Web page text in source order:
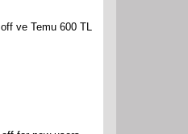
ve Temu 600 TL